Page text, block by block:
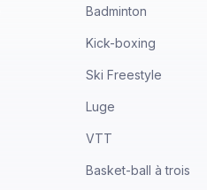
Badminton
Kick-boxing
Ski Freestyle
Luge
VTT
Basket-ball à trois